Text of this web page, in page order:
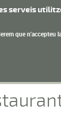
serveis
que n'accepteu